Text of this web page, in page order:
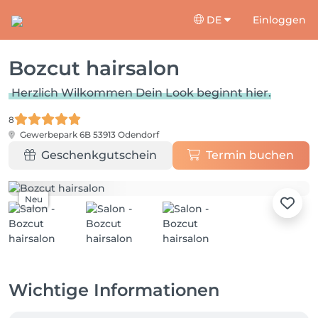
DE Einloggen
Bozcut hairsalon
Herzlich Wilkommen Dein Look beginnt hier.
8
Gewerbepark 6B 53913 Odendorf
Geschenkgutschein Termin buchen
Neu
Wichtige Informationen